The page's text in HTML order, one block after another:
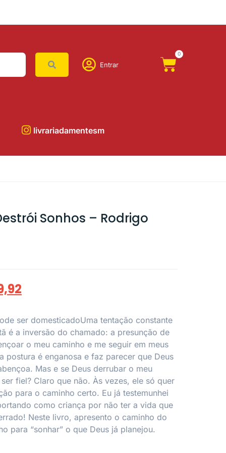
Entrar
0
livrariadamentesm
Sonhos – Rodrigo
ser domesticadoUma tentação constante
é a inversão do chamado: a presunção de
o meu caminho e me seguir em meus
postura é enganosa e faz parecer que Deus
Mas e se Deus derrubar o meu
fiel? Claro que não. Às vezes, ele só quer
para o caminho certo. Eu já testemunhei
como criança por não ter a vida que
Neste livro, apresento o caminho do
para “sonhar” o que Deus já planejou.